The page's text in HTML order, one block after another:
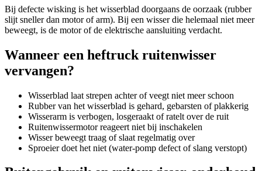
Bij defecte wisking is het wisserblad doorgaans de oorzaak (rubber
slijt sneller dan motor of arm). Bij een wisser die helemaal niet meer
beweegt, is de motor of de elektrische aansluiting verdacht.
Wanneer een heftruck ruitenwisser
vervangen?
Wisserblad laat strepen achter of veegt niet meer schoon
Rubber van het wisserblad is gehard, gebarsten of plakkerig
Wisserarm is verbogen, losgeraakt of ratelt over de ruit
Ruitenwissermotor reageert niet bij inschakelen
Wisser beweegt traag of slaat regelmatig over
Sproeier doet het niet (water-pomp defect of slang verstopt)